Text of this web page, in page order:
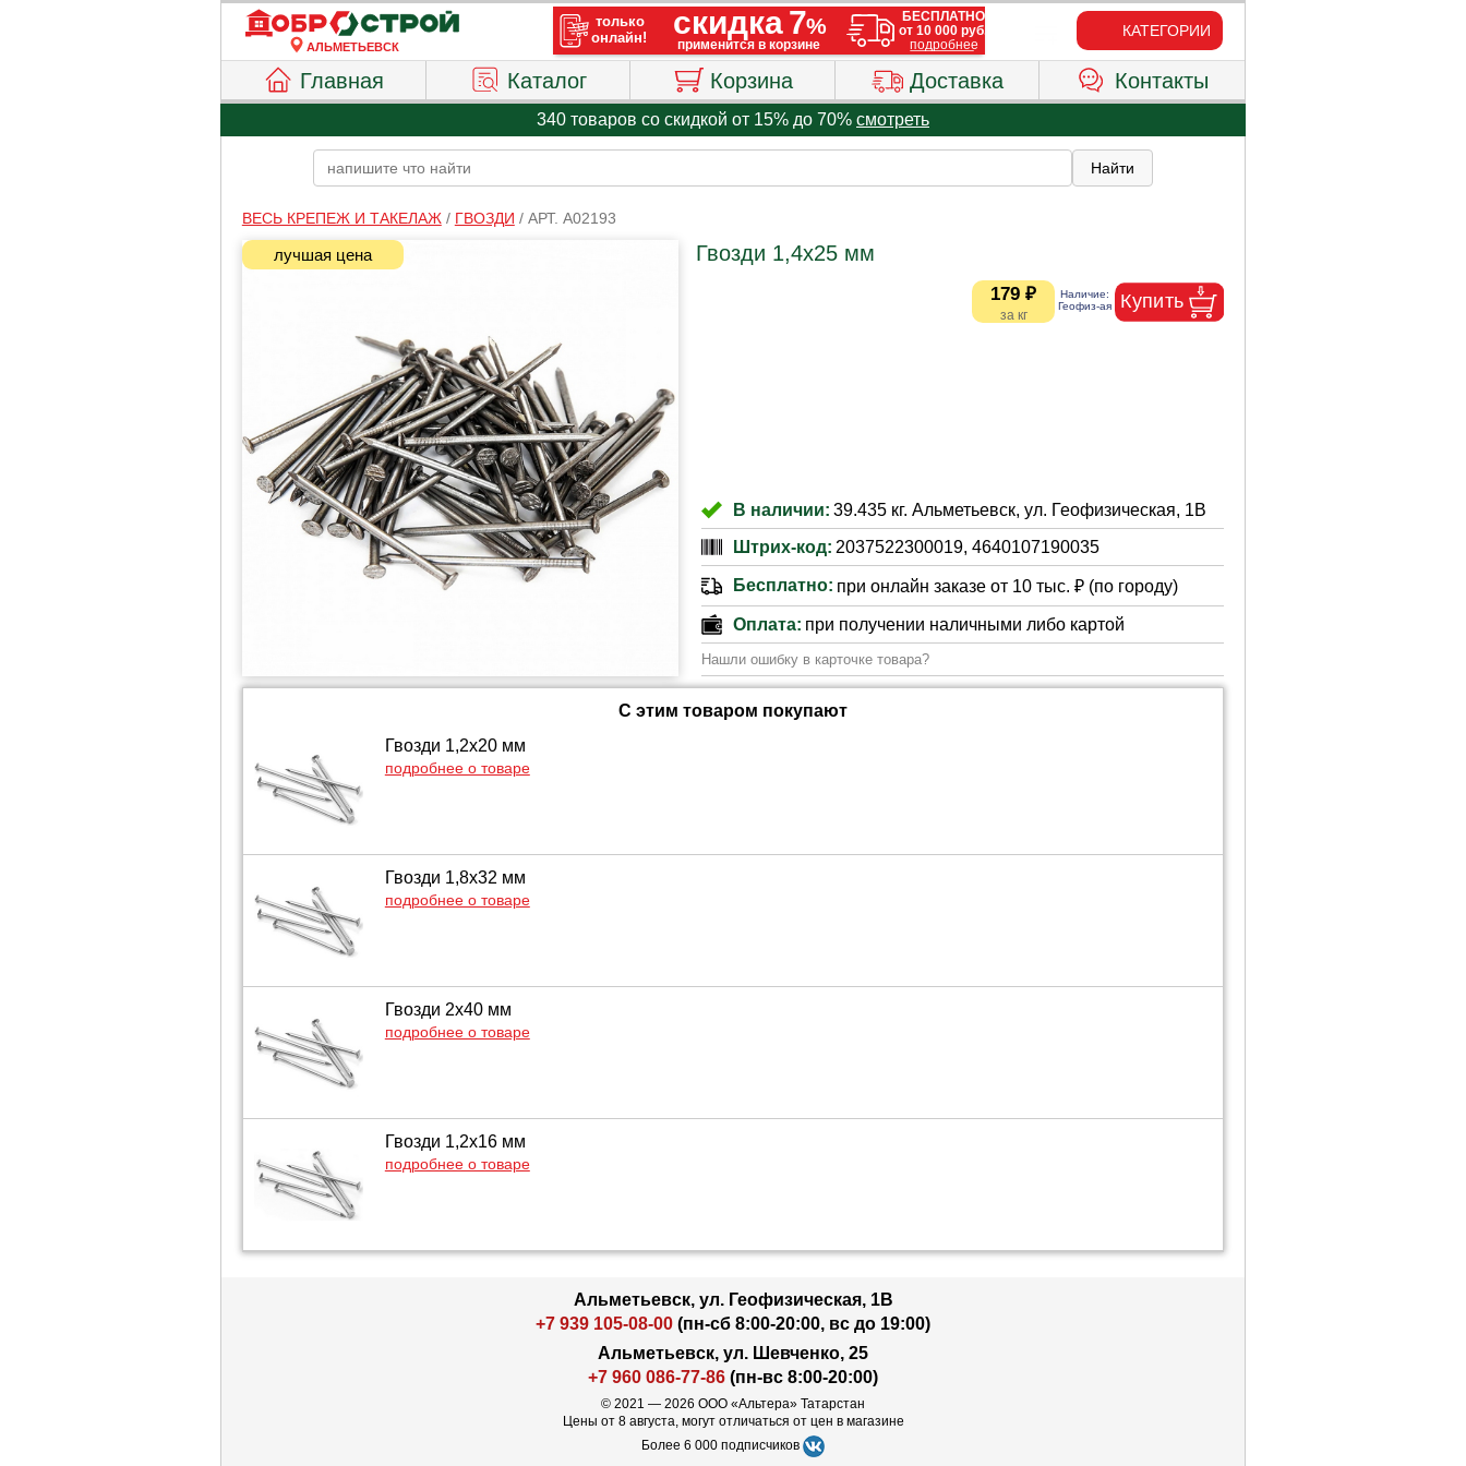
АЛЬМЕТЬЕВСК
КАТЕГОРИИ
Главная Каталог Корзина Доставка Контакты
340 товаров со скидкой от 15% до 70% смотреть
ВЕСЬ КРЕПЕЖ И ТАКЕЛАЖ/ ГВОЗДИ / АРТ. A02193
Гвозди 1,4х25 мм
179 ₽
В наличии: 39.435 кг. Альметьевск, ул. Геофизическая, 1В
Штрих-код: 2037522300019, 4640107190035
Бесплатно: при онлайн заказе от 10 тыс. ₽ (по городу)
Оплата: при получении наличными либо картой
Нашли ошибку в карточке товара?
С этим товаром покупают
Гвозди 1,2х20 мм
подробнее о товаре
Гвозди 1,8х32 мм
подробнее о товаре
Гвозди 2х40 мм
подробнее о товаре
Гвозди 1,2х16 мм
подробнее о товаре
Альметьевск, ул. Геофизическая, 1В
+7 939 105-08-00 (пн-сб 8:00-20:00, вс до 19:00)
Альметьевск, ул. Шевченко, 25
+7 960 086-77-86 (пн-вс 8:00-20:00)
© 2021 — 2026 ООО «Альтера» Татарстан
Цены от 8 августа, могут отличаться от цен в магазине
Более 6 000 подписчиков